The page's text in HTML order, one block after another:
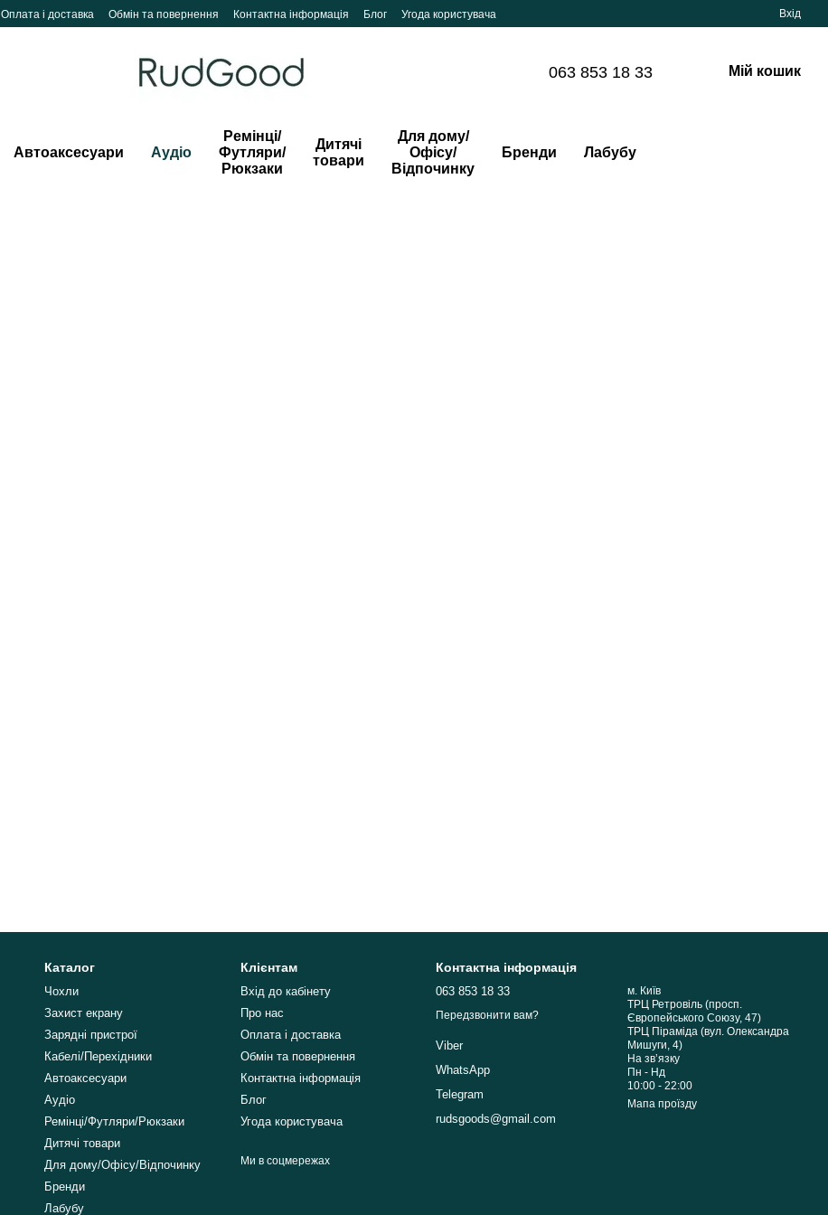
Оплата і доставка Обмін та повернення Контактна інформація Блог Угода користувача Вхід
063 853 18 33 Мій кошик
Автоаксесуари Аудіо
Ремінці/
Футляри/
Рюкзаки
Дитячі
товари
Для дому/
Офісу/
Відпочинку
Бренди Лабубу
Каталог
Чохли
Захист екрану
Зарядні пристрої
Кабелі/Перехідники
Автоаксесуари
Аудіо
Ремінці/Футляри/Рюкзаки
Дитячі товари
Для дому/Офісу/Відпочинку
Бренди
Лабубу
Клієнтам
Вхід до кабінету
Про нас
Оплата і доставка
Обмін та повернення
Контактна інформація
Блог
Угода користувача
Ми в соцмережах
Контактна інформація
063 853 18 33
Передзвонити вам?
Viber
WhatsApp
Telegram
rudsgoods@gmail.com
м. Київ
ТРЦ Ретровіль (просп.
Європейського Союзу, 47)
ТРЦ Піраміда (вул. Олександра
Мишуги, 4)
На звʼязку
Пн - Нд
10:00 - 22:00
Мапа проїзду